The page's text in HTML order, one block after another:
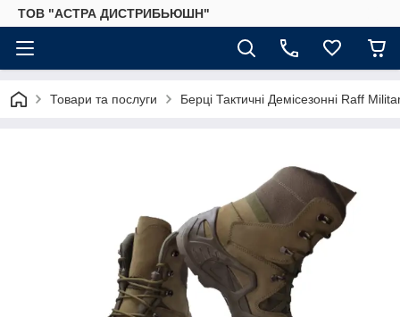
ТОВ "АСТРА ДИСТРИБЬЮШН"
Товари та послуги Берці Тактичні Демісезонні Raff